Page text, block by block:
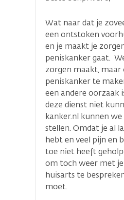
Wat naar dat je
een ontstoken
en je maakt je
peniskanker gaat.
zorgen maakt,
peniskanker te
een andere oorzaak
deze dienst niet
kanker.nl kunnen we
stellen. Omdat je al
hebt en veel pijn en
toe niet heeft
om toch weer met
huisarts te
moet.